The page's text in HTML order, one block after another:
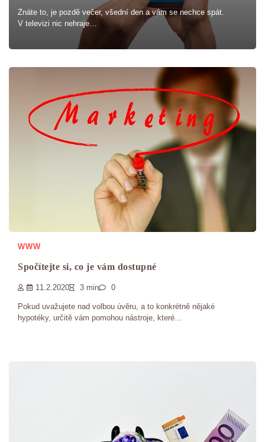
Znáte to, je pozdě večer, všední den a vám se nechce spát.
V televizi nic nehraje…
WWW
Spočítejte si, co je vám dostupné
11.2.2020 3 min 0
Pokud uvažujete nad volbou úvěru, a to konkrétně nějaké
hypotéky, určitě vám pomohou nástroje, které…